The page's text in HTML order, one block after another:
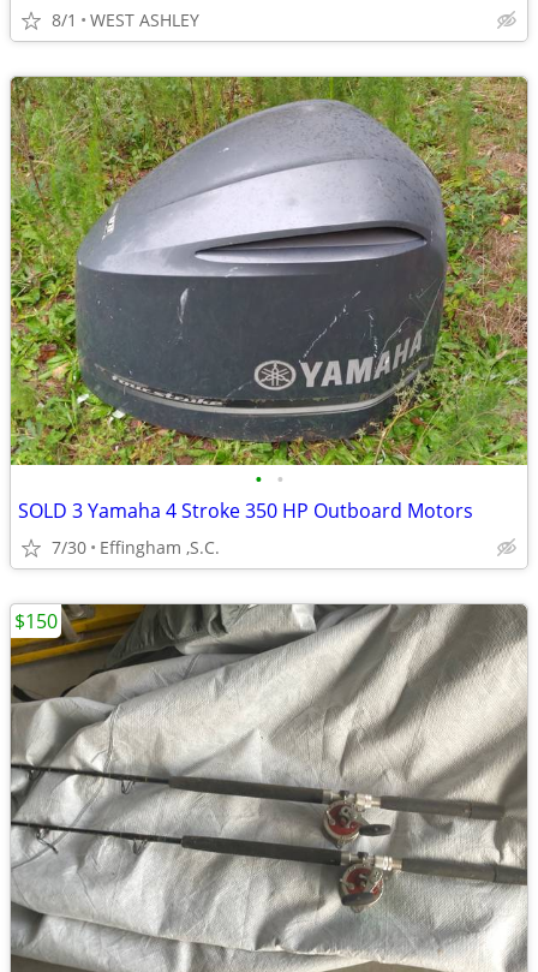
8/1 WEST ASHLEY
• •
SOLD 3 Yamaha 4 Stroke 350 HP Outboard Motors
7/30 Effingham ,S.C.
$150